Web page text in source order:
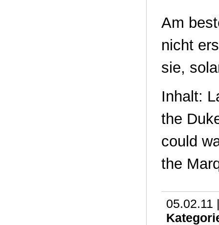
Am
nicht
sie,
Inhalt:
the
could
the
05.02.11